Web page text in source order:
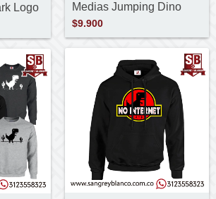
Logo Medias Jumping Dino
$9.900